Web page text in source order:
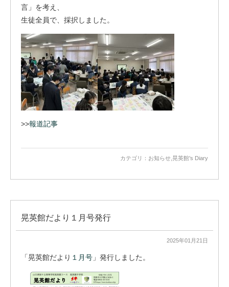
言」を考え、
生徒全員で、採択しました。
>>報道記事
カテゴリ： お知らせ 晃英館’s Diary
晃英館だより１月号発行
2025年01月21日
「晃英館だより １月号 」発行しました。